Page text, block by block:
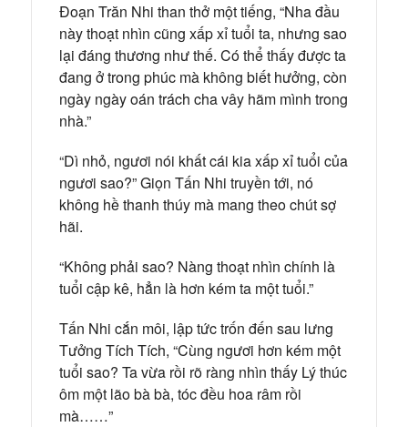
Đoạn Trăn Nhi than thở một tiếng, “Nha đầu
này thoạt nhìn cũng xấp xỉ tuổi ta, nhưng sao
lại đáng thương như thế. Có thể thấy được ta
đang ở trong phúc mà không biết hưởng, còn
ngày ngày oán trách cha vây hãm mình trong
nhà.”
“Dì nhỏ, ngươi nói khất cái kia xấp xỉ tuổi của
ngươi sao?” Giọn Tấn Nhi truyền tới, nó
không hề thanh thúy mà mang theo chút sợ
hãi.
“Không phải sao? Nàng thoạt nhìn chính là
tuổi cập kê, hẳn là hơn kém ta một tuổi.”
Tấn Nhi cắn môi, lập tức trốn đến sau lưng
Tưởng Tích Tích, “Cùng ngươi hơn kém một
tuổi sao? Ta vừa rồi rõ ràng nhìn thấy Lý thúc
ôm một lão bà bà, tóc đều hoa râm rồi
mà……”